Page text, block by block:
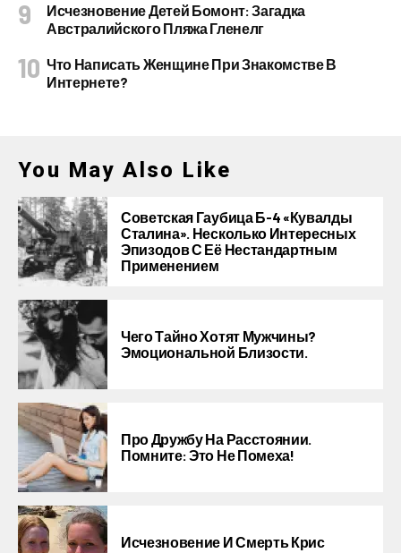
Исчезновение Детей Бомонт: Загадка
Австралийского Пляжа Гленелг
Что Написать Женщине При Знакомстве В
Интернете?
You May Also Like
Советская Гаубица Б-4 «Кувалды
Сталина». Несколько Интересных
Эпизодов С Её Нестандартным
Применением
Чего Тайно Хотят Мужчины?
Эмоциональной Близости.
Про Дружбу На Расстоянии.
Помните: Это Не Помеха!
Исчезновение И Смерть Крис